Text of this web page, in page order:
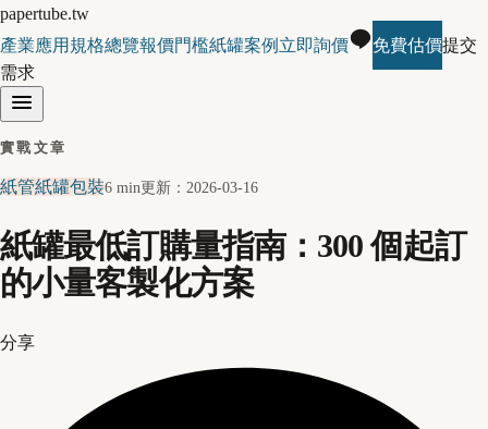
papertube.tw
產業應用 規格總覽報價門檻紙罐案例 立即詢價 免費估價提交
需求
實戰文章
紙管紙罐包裝6 min更新： 2026-03-16
紙罐最低訂購量指南：300 個起訂
的小量客製化方案
分享